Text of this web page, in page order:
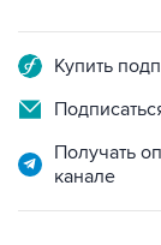
Купить
Получать
канале